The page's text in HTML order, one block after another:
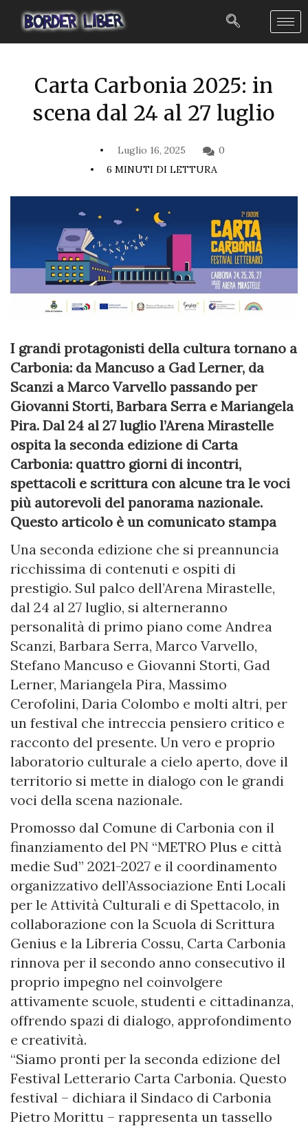
Carta Carbonia 2025: in
scena dal 24 al 27 luglio
Luglio 16, 2025
0
6 MINUTI DI LETTURA
I grandi protagonisti della cultura tornano a
Carbonia: da Mancuso a Gad Lerner, da
Scanzi a Marco Varvello passando per
Giovanni Storti, Barbara Serra e Mariangela
Pira. Dal 24 al 27 luglio l’Arena Mirastelle
ospita la seconda edizione di Carta
Carbonia: quattro giorni di incontri,
spettacoli e scrittura con alcune tra le voci
più autorevoli del panorama nazionale.
Questo articolo è un comunicato stampa
Una seconda edizione che si preannuncia
ricchissima di contenuti e ospiti di
prestigio. Sul palco dell’Arena Mirastelle,
dal 24 al 27 luglio, si alterneranno
personalità di primo piano come Andrea
Scanzi, Barbara Serra, Marco Varvello,
Stefano Mancuso e Giovanni Storti, Gad
Lerner, Mariangela Pira, Massimo
Cerofolini, Daria Colombo e molti altri, per
un festival che intreccia pensiero critico e
racconto del presente. Un vero e proprio
laboratorio culturale a cielo aperto, dove il
territorio si mette in dialogo con le grandi
voci della scena nazionale.
Promosso dal Comune di Carbonia con il
finanziamento del PN “METRO Plus e città
medie Sud” 2021-2027 e il coordinamento
organizzativo dell’Associazione Enti Locali
per le Attività Culturali e di Spettacolo, in
collaborazione con la Scuola di Scrittura
Genius e la Libreria Cossu, Carta Carbonia
rinnova per il secondo anno consecutivo il
proprio impegno nel coinvolgere
attivamente scuole, studenti e cittadinanza,
offrendo spazi di dialogo, approfondimento
e creatività.
“Siamo pronti per la seconda edizione del
Festival Letterario Carta Carbonia. Questo
festival – dichiara il Sindaco di Carbonia
Pietro Morittu – rappresenta un tassello